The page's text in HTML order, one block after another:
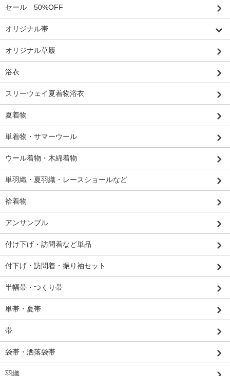
セール 50%OFF
オリジナル帯
オリジナル草履
浴衣
スリーウェイ夏着物浴衣
夏着物
単着物・サマーウール
ウール着物・木綿着物
単羽織・夏羽織・レースショールなど
袷着物
アンサンブル
付け下げ・訪問着など単品
付下げ・訪問着・振り袖セット
半幅帯・つくり帯
単帯・夏帯
帯
袋帯・洒落袋帯
羽織